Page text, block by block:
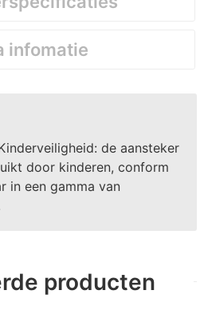
infomatie
de aansteker
door kinderen, conform
in een gamma van
producten